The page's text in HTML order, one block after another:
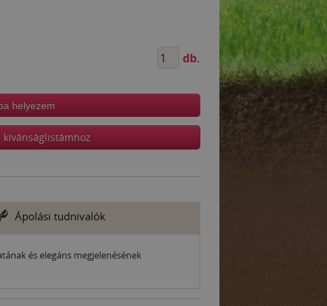
db.
helyezem
kívánságlistámhoz
Ápolási tudnivalók
és elegáns megjelenésének